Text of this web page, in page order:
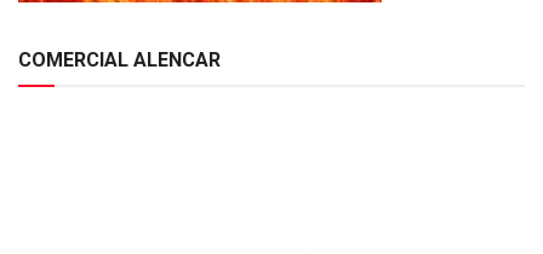
COMERCIAL ALENCAR